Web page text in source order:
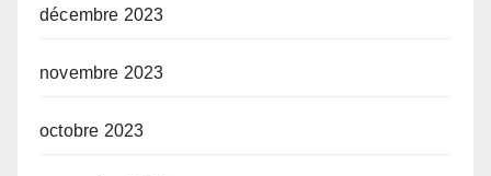
décembre 2023
novembre 2023
octobre 2023